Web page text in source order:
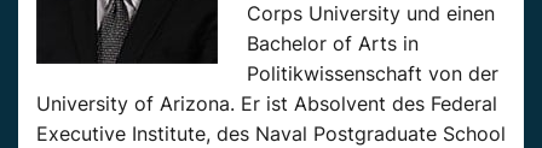
Corps University und einen
Bachelor of Arts in
Politikwissenschaft von der
University of Arizona. Er ist Absolvent des Federal
Executive Institute, des Naval Postgraduate School